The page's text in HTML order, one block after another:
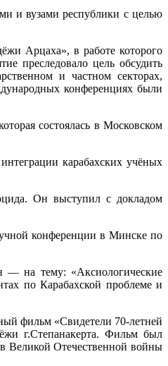
и вузами республики с целью
Арцаха», в работе которого
преследовало цель обсудить
и частном секторах,
конференциях были
состоялась в Московском
карабахских учёных
Он выступил с докладом
конференции в Минске по
— на тему: «Аксиологические
по Карабахской проблеме и
фильм «Свидетели 70-летней
г.Степанакерта. Фильм был
Великой Отечественной войны